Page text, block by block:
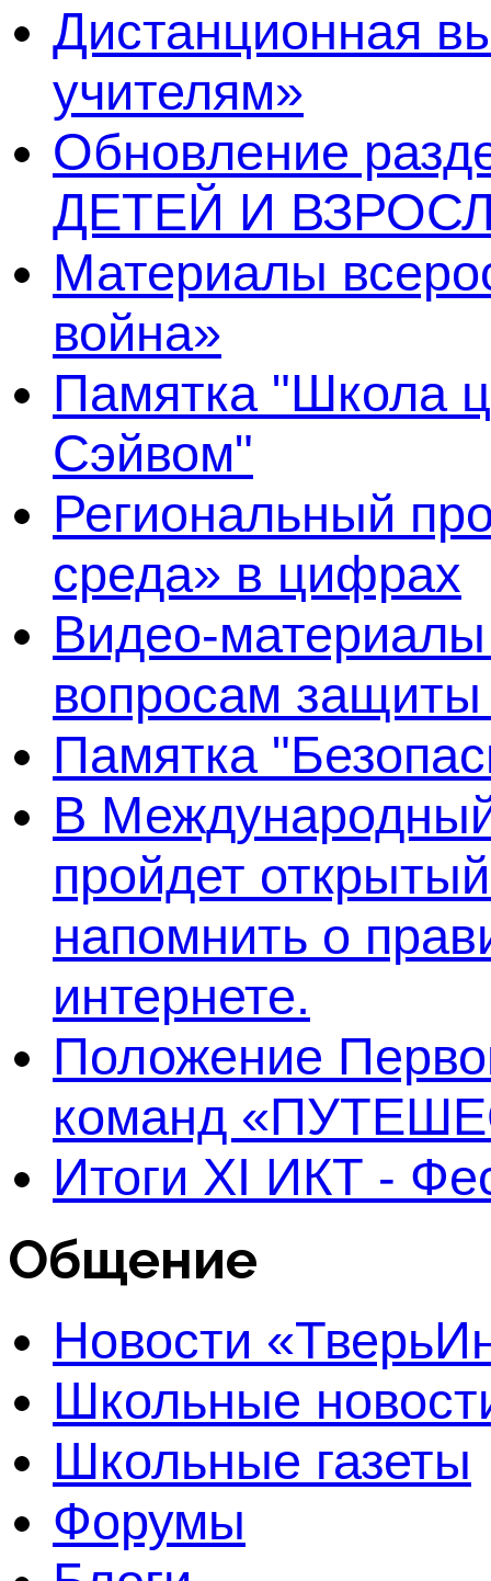
Дистанционная
учителям»
Обновление
ДЕТЕЙ И
Материалы
война»
Памятка "Школа
Сэйвом"
Региональный
среда» в цифрах
Видео-
вопросам
Памятка
В
пройдет
напомнить о
интернете.
Положение
команд
Итоги XI ИКТ -
Общение
Новости
Школьные
Школьные газеты
Форумы